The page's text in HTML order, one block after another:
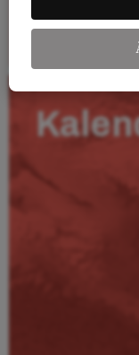
Läs mer